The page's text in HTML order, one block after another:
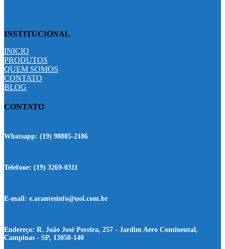
INSTITUCIONAL
INICIO
PRODUTOS
QUEM SOMOS
CONTATO
BLOG
CONTATO
Whatsapp: (19) 98805-2186
Telefone: (19) 3269-0311
E-mail: e.arantesinfo@uol.com.br
Endereço: R. João José Pereira, 257 - Jardim Aero Continental,
Campinas - SP, 13050-140